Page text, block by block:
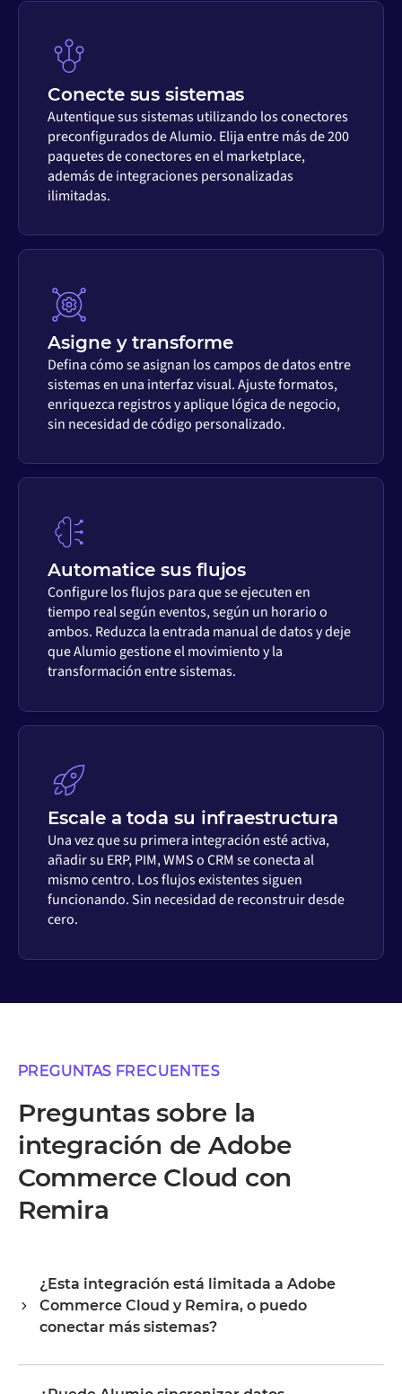
Conecte sus sistemas
Autentique sus sistemas utilizando los conectores
preconfigurados de Alumio. Elija entre más de 200
paquetes de conectores en el marketplace,
además de integraciones personalizadas
ilimitadas.
Asigne y transforme
Defina cómo se asignan los campos de datos entre
sistemas en una interfaz visual. Ajuste formatos,
enriquezca registros y aplique lógica de negocio,
sin necesidad de código personalizado.
Automatice sus flujos
Configure los flujos para que se ejecuten en
tiempo real según eventos, según un horario o
ambos. Reduzca la entrada manual de datos y deje
que Alumio gestione el movimiento y la
transformación entre sistemas.
Escale a toda su infraestructura
Una vez que su primera integración esté activa,
añadir su ERP, PIM, WMS o CRM se conecta al
mismo centro. Los flujos existentes siguen
funcionando. Sin necesidad de reconstruir desde
cero.
PREGUNTAS FRECUENTES
Preguntas sobre la
integración de Adobe
Commerce Cloud con
Remira
¿Esta integración está limitada a Adobe
Commerce Cloud y Remira, o puedo
conectar más sistemas?